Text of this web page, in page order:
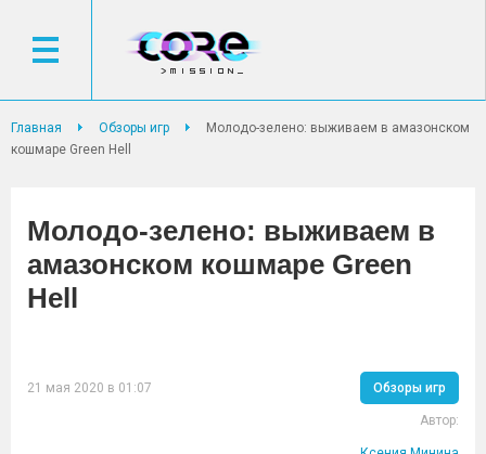
Главная Обзоры игр
Молодо-зелено: выживаем в амазонском
кошмаре Green Hell
Молодо-зелено: выживаем в
амазонском кошмаре Green
Hell
21 мая 2020 в 01:07 Обзоры игр
Автор: